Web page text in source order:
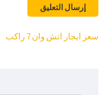
تصفّح
سعر ايجار اتش وان 7 راكب